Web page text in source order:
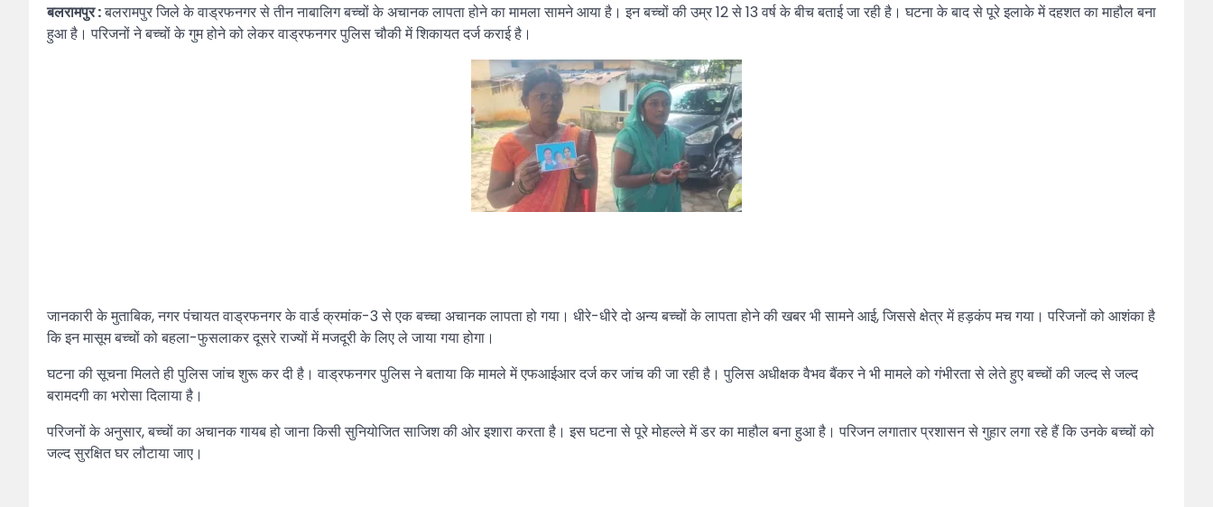
बलरामपुर :बलरामपुर जिले के वाड्रफनगर से तीन नाबालिग बच्चों के अचानक लापता होने का मामला सामने आया है। इन बच्चों की उम्र 12 से 13 वर्ष के बीच बताई जा रही है। घटना के बाद से पूरे इलाके में दहशत का माहौल बना
हुआ है। परिजनों ने बच्चों के गुम होने को लेकर वाड्रफनगर पुलिस चौकी में शिकायत दर्ज कराई है।
जानकारी के मुताबिक, नगर पंचायत वाड्रफनगर के वार्ड क्रमांक-3 से एक बच्चा अचानक लापता हो गया। धीरे-धीरे दो अन्य बच्चों के लापता होने की खबर भी सामने आई, जिससे क्षेत्र में हड़कंप मच गया। परिजनों को आशंका है
कि इन मासूम बच्चों को बहला-फुसलाकर दूसरे राज्यों में मजदूरी के लिए ले जाया गया होगा।
घटना की सूचना मिलते ही पुलिस जांच शुरू कर दी है। वाड्रफनगर पुलिस ने बताया कि मामले में एफआईआर दर्ज कर जांच की जा रही है। पुलिस अधीक्षक वैभव बैंकर ने भी मामले को गंभीरता से लेते हुए बच्चों की जल्द से जल्द
बरामदगी का भरोसा दिलाया है।
परिजनों के अनुसार, बच्चों का अचानक गायब हो जाना किसी सुनियोजित साजिश की ओर इशारा करता है। इस घटना से पूरे मोहल्ले में डर का माहौल बना हुआ है। परिजन लगातार प्रशासन से गुहार लगा रहे हैं कि उनके बच्चों को
जल्द सुरक्षित घर लौटाया जाए।